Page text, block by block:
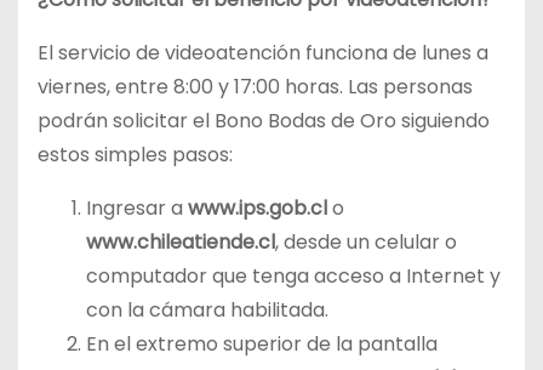
El servicio de videoatención funciona de lunes a
viernes, entre 8:00 y 17:00 horas. Las personas
podrán solicitar el Bono Bodas de Oro siguiendo
estos simples pasos:
Ingresar a www.ips.gob.clo
www.chileatiende.cl, desde un celular o
computador que tenga acceso a Internet y
con la cámara habilitada.
En el extremo superior de la pantalla